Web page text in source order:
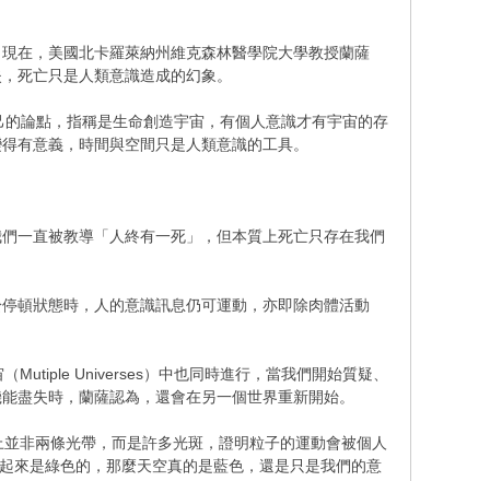
在，美國北卡羅萊納州維克森林醫學院大學教授蘭薩
死亡只是人類意識造成的幻象。
論點，指稱是生命創造宇宙，有個人意識才有宇宙的存
有意義，時間與空間只是人類意識的工具。
一直被教導「人終有一死」，但本質上死亡只存在我們
頓狀態時，人的意識訊息仍可運動，亦即除肉體活動
Mutiple Universes）中也同時進行，當我們開始質疑、
盡失時，蘭薩認為，還會在另一個世界重新開始。
非兩條光帶，而是許多光斑，證明粒子的運動會被個人
來是綠色的，那麼天空真的是藍色，還是只是我們的意